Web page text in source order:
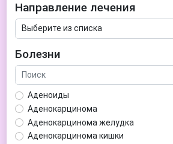
Направление лечения
Болезни
Аденоиды
Аденокарцинома
Аденокарцинома желудка
Аденокарцинома кишки